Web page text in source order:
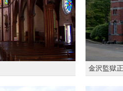
金沢監獄